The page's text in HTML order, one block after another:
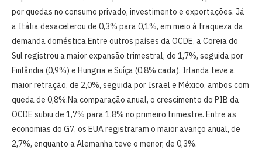
por quedas no consumo privado, investimento e exportações. Já
a Itália desacelerou de 0,3% para 0,1%, em meio à fraqueza da
demanda doméstica.Entre outros países da OCDE, a Coreia do
Sul registrou a maior expansão trimestral, de 1,7%, seguida por
Finlândia (0,9%) e Hungria e Suíça (0,8% cada). Irlanda teve a
maior retração, de 2,0%, seguida por Israel e México, ambos com
queda de 0,8%.Na comparação anual, o crescimento do PIB da
OCDE subiu de 1,7% para 1,8% no primeiro trimestre. Entre as
economias do G7, os EUA registraram o maior avanço anual, de
2,7%, enquanto a Alemanha teve o menor, de 0,3%.